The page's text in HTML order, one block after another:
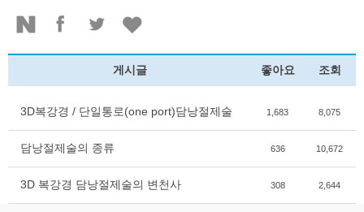
게시글 좋아요 조회
3D복강경 / 단일통로(one port)담낭절제술 1,683 8,075
담낭절제술의 종류 636 10,672
3D 복강경 담낭절제술의 변천사 308 2,644